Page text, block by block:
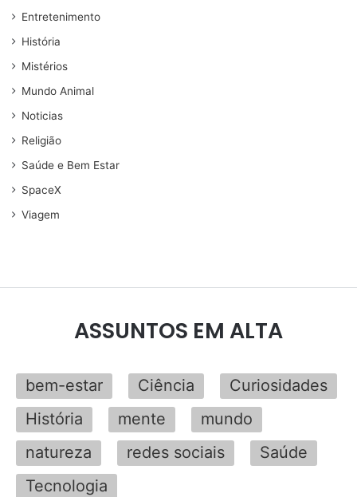
Entretenimento
História
Mistérios
Mundo Animal
Noticias
Religião
Saúde e Bem Estar
SpaceX
Viagem
ASSUNTOS EM ALTA
bem-estar Ciência
Curiosidades
História
mente
mundo
natureza
redes sociais
Saúde
Tecnologia